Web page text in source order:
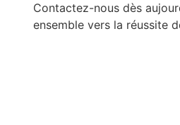
Contactez-nous dès
ensemble vers la réussite